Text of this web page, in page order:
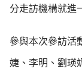
分走訪機構就進
參與本次參訪活
婕、李明、劉瑛